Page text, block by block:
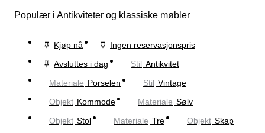
Populær i Antikviteter og klassiske møbler
Kjøp nå
Ingen reservasjonspris
Avsluttes i dag
Stil Antikvitet
Materiale Porselen Stil Vintage
Objekt Kommode Materiale Sølv
Objekt Stol Materiale Tre Objekt Skap